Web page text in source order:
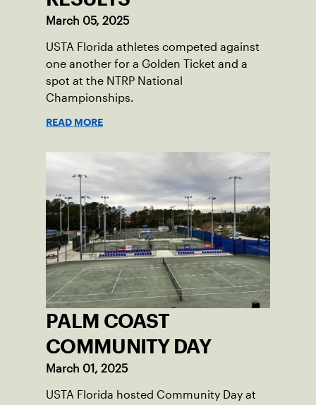
March 05, 2025
USTA Florida athletes competed against
one another for a Golden Ticket and a
spot at the NTRP National
Championships.
READ MORE
PALM COAST
COMMUNITY DAY
March 01, 2025
USTA Florida hosted Community Day at